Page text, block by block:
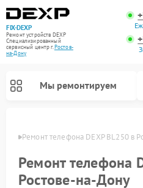
FIX-DEXP
Ремонт устройств DEXP
Специализированный
cервисный центр г.Ростов-
на-Дону
Мы ремонтируем
Ремонт телефона DEXP BL250 в
Ремонт телефона
Ростове-на-Дону